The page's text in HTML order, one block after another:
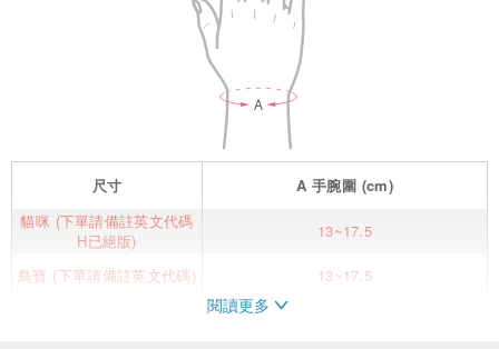
尺寸 A手腕圍 (cm)
貓咪 (下單請備註英文代碼
H已絕版)
13~17.5
鳥寶 (下單請備註英文代碼)
13~17.5
閱讀更多